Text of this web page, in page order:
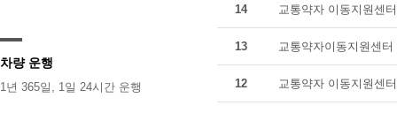
차량 운행
1년 365일, 1일 24시간 운행
14 교통약자 이동지원센
13 교통약자이동지원센
12 교통약자 이동지원센